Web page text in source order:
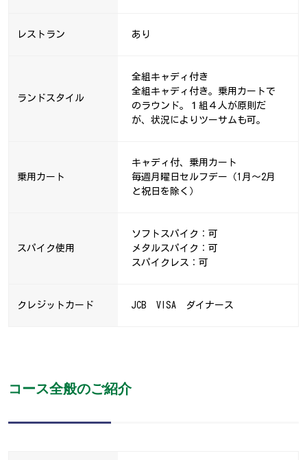
レストラン あり
ランドスタイル
全組キャディ付き
全組キャディ付き。乗用カートで
のラウンド。１組４人が原則だ
が、状況によりツーサムも可。
乗用カート
キャディ付、乗用カート
毎週月曜日セルフデー（1月～2月
と祝日を除く）
スパイク使用
ソフトスパイク：可
メタルスパイク：可
スパイクレス：可
クレジットカード JCB VISA ダイナース
コース全般のご紹介